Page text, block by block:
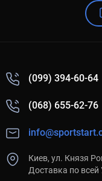
(099) 394-60-64
(068) 655-62-76
Киев, ул. Князя
Доставка по